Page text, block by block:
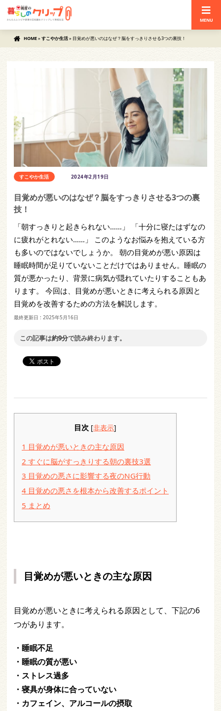
MENU
HOME» すこやか生活» 目覚めが悪いのはなぜ？脳をすっきりさせる3つの裏技！
すこやか生活 2024年2月19日
目覚めが悪いのはなぜ？脳をすっきりさせる3つの裏
技！
「朝すっきりと起きられない……」 「十分に寝たはずなの
に疲れがとれない……」 このようなお悩みを抱えている方
も多いのではないでしょうか。 朝の目覚めが悪い原因は
睡眠時間が足りていないことだけではありません。睡眠の
質が悪かったり、背景に病気が隠れていたりすることもあ
ります。 今回は、目覚めが悪いときに考えられる原因と
目覚めを改善するための方法を解説します。
最終更新日 : 2025年5月16日
この記事は約9分で読み終わります。
目次 [非表示]
1 目覚めが悪いときの主な原因
2 すぐに脳がすっきりする朝の裏技3選
3 目覚めの悪さに影響する夜のNG行動
4 目覚めの悪さを根本から改善するポイント
5 まとめ
目覚めが悪いときの主な原因
目覚めが悪いときに考えられる原因として、下記の6
つがあります。
・睡眠不足
・睡眠の質が悪い
・ストレス過多
・寝具が身体に合っていない
・カフェイン、アルコールの摂取